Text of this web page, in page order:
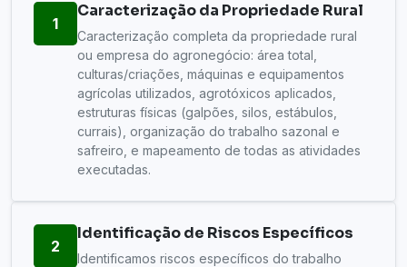
1
Caracterização da Propriedade Rural
Caracterização completa da propriedade rural
ou empresa do agronegócio: área total,
culturas/criações, máquinas e equipamentos
agrícolas utilizados, agrotóxicos aplicados,
estruturas físicas (galpões, silos, estábulos,
currais), organização do trabalho sazonal e
safreiro, e mapeamento de todas as atividades
executadas.
2
Identificação de Riscos Específicos
Identificamos riscos específicos do trabalho